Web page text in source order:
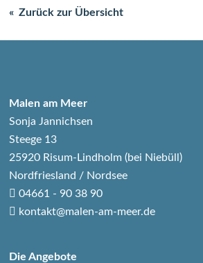
Zurück zur Übersicht
Malen am Meer
Sonja Jannichsen
Steege 13
25920 Risum-Lindholm (bei Niebüll)
Nordfriesland / Nordsee
04661 - 90 38 90
kontakt@malen-am-meer.de
Die Angebote